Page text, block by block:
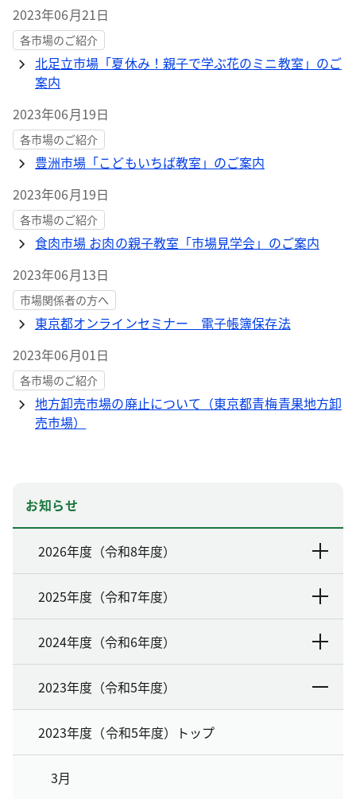
2023年06月21日
各市場のご紹介
北足立市場「夏休み！親子で学ぶ花のミニ教室」のご
案内
2023年06月19日
各市場のご紹介
豊洲市場「こどもいちば教室」のご案内
2023年06月19日
各市場のご紹介
食肉市場 お肉の親子教室「市場見学会」のご案内
2023年06月13日
市場関係者の方へ
東京都オンラインセミナー 電子帳簿保存法
2023年06月01日
各市場のご紹介
地方卸売市場の廃止について（東京都青梅青果地方卸
売市場）
お知らせ
2026年度（令和8年度）
2025年度（令和7年度）
2024年度（令和6年度）
2023年度（令和5年度）
2023年度（令和5年度）トップ
3月